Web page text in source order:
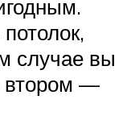
случае вы
втором —